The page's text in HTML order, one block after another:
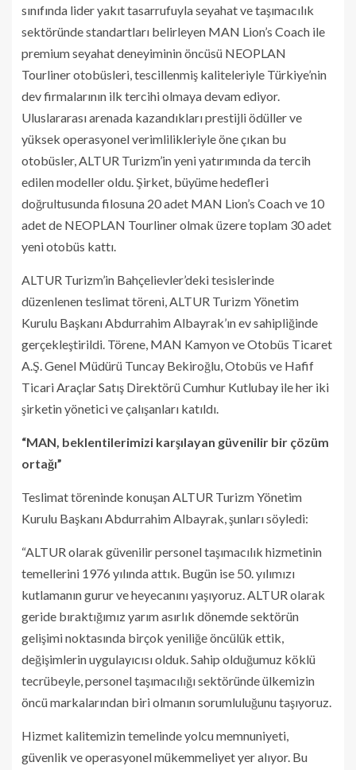
sınıfında lider yakıt tasarrufuyla seyahat ve taşımacılık
sektöründe standartları belirleyen MAN Lion’s Coach ile
premium seyahat deneyiminin öncüsü NEOPLAN
Tourliner otobüsleri, tescillenmiş kaliteleriyle Türkiye’nin
dev firmalarının ilk tercihi olmaya devam ediyor.
Uluslararası arenada kazandıkları prestijli ödüller ve
yüksek operasyonel verimlilikleriyle öne çıkan bu
otobüsler, ALTUR Turizm’in yeni yatırımında da tercih
edilen modeller oldu. Şirket, büyüme hedefleri
doğrultusunda filosuna 20 adet MAN Lion’s Coach ve 10
adet de NEOPLAN Tourliner olmak üzere toplam 30 adet
yeni otobüs kattı.
ALTUR Turizm’in Bahçelievler’deki tesislerinde
düzenlenen teslimat töreni, ALTUR Turizm Yönetim
Kurulu Başkanı Abdurrahim Albayrak’ın ev sahipliğinde
gerçekleştirildi. Törene, MAN Kamyon ve Otobüs Ticaret
A.Ş. Genel Müdürü Tuncay Bekiroğlu, Otobüs ve Hafif
Ticari Araçlar Satış Direktörü Cumhur Kutlubay ile her iki
şirketin yönetici ve çalışanları katıldı.
“MAN, beklentilerimizi karşılayan güvenilir bir çözüm
ortağı”
Teslimat töreninde konuşan ALTUR Turizm Yönetim
Kurulu Başkanı Abdurrahim Albayrak, şunları söyledi:
“ALTUR olarak güvenilir personel taşımacılık hizmetinin
temellerini 1976 yılında attık. Bugün ise 50. yılımızı
kutlamanın gurur ve heyecanını yaşıyoruz. ALTUR olarak
geride bıraktığımız yarım asırlık dönemde sektörün
gelişimi noktasında birçok yeniliğe öncülük ettik,
değişimlerin uygulayıcısı olduk. Sahip olduğumuz köklü
tecrübeyle, personel taşımacılığı sektöründe ülkemizin
öncü markalarından biri olmanın sorumluluğunu taşıyoruz.
Hizmet kalitemizin temelinde yolcu memnuniyeti,
güvenlik ve operasyonel mükemmeliyet yer alıyor. Bu